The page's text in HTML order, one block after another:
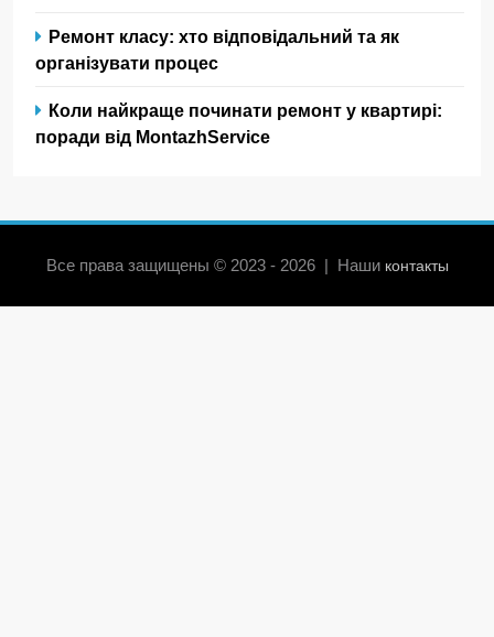
Ремонт класу: хто відповідальний та як
організувати процес
Коли найкраще починати ремонт у квартирі:
поради від MontazhService
Все права защищены © 2023 - 2026 | Наши контакты